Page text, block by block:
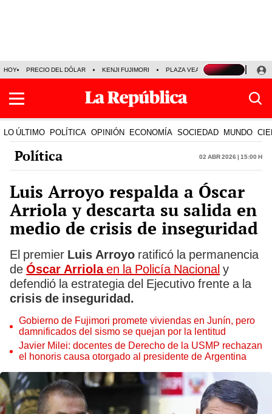
HOY PRECIO DEL DÓLAR KENJI FUJIMORI PLAZA VEA FERIADOS
LO ÚLTIMO POLÍTICA OPINIÓN ECONOMÍA SOCIEDAD MUNDO
Política 02 Abr 2026 | 15:00 h
Luis Arroyo respalda a Óscar
Arriola y descarta su salida en
medio de crisis de inseguridad
El premier Luis Arroyo ratificó la permanencia
de Óscar Arriolaen la Policía Nacional y
defendió la estrategia del Ejecutivo frente a la
crisis de inseguridad.
Gobierno de Fujimori promete viviendas en Junín, pero
damnificados del sismo se quejan por la lentitud
Javier Milei: docentes de Derecho de la USMP rechazan
el honoris causa otorgado al presidente de Argentina